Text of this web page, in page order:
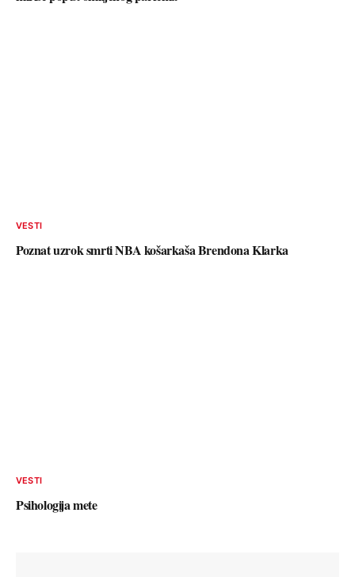
VESTI
Poznat uzrok smrti NBA košarkaša Brendona Klarka
VESTI
Psihologija mete